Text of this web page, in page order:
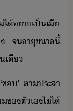
ไ้​า​เป็​เี​
จ​าุ​ขา​ี้​
เี​
ช​’​ ​ตาประสา​
​ตัเ​ไ่ไ้​